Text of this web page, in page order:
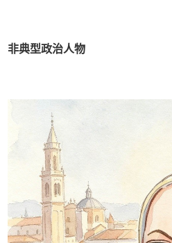
非典型政治人物